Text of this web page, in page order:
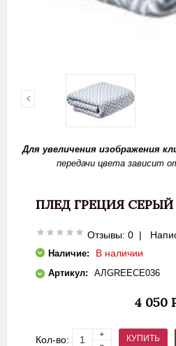
Для увеличения изображения
передачи цвета зависит
ПЛЕД ГРЕЦИЯ СЕРЫЙ
Отзывы: 0 |
Наличие: В наличии
Артикул: АЛGREECE036
4 050
Кол-во: КУПИТЬ